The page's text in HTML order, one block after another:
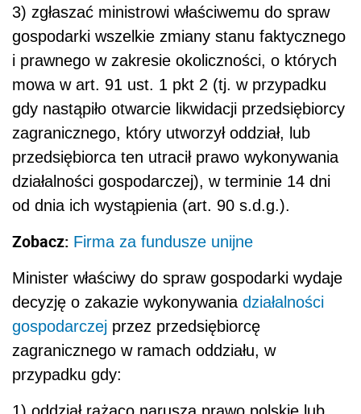
3) zgłaszać ministrowi właściwemu do spraw
gospodarki wszelkie zmiany stanu faktycznego
i prawnego w zakresie okoliczności, o których
mowa w art. 91 ust. 1 pkt 2 (tj. w przypadku
gdy nastąpiło otwarcie likwidacji przedsiębiorcy
zagranicznego, który utworzył oddział, lub
przedsiębiorca ten utracił prawo wykonywania
działalności gospodarczej), w terminie 14 dni
od dnia ich wystąpienia (art. 90 s.d.g.).
Zobacz: Firma za fundusze unijne
Minister właściwy do spraw gospodarki wydaje
decyzję o zakazie wykonywania działalności
gospodarczej przez przedsiębiorcę
zagranicznego w ramach oddziału, w
przypadku gdy: